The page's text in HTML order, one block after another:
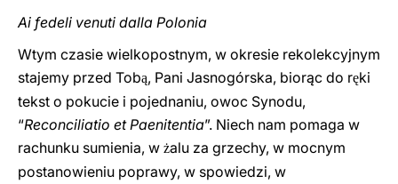
Ai fedeli venuti dalla Polonia
Wtym czasie wielkopostnym, w okresie rekolekcyjnym
stajemy przed Tobą, Pani Jasnogórska, biorąc do ręki
tekst o pokucie i pojednaniu, owoc Synodu,
“Reconciliatio et Paenitentia”. Niech nam pomaga w
rachunku sumienia, w żalu za grzechy, w mocnym
postanowieniu poprawy, w spowiedzi, w